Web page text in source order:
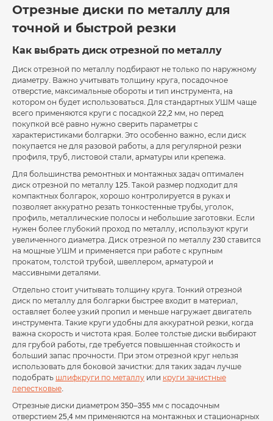
Отрезные диски по металлу для
точной и быстрой резки
Как выбрать диск отрезной по металлу
Диск отрезной по металлу подбирают не только по наружному
диаметру. Важно учитывать толщину круга, посадочное
отверстие, максимальные обороты и тип инструмента, на
котором он будет использоваться. Для стандартных УШМ чаще
всего применяются круги с посадкой 22,2 мм, но перед
покупкой всё равно нужно сверить параметры с
характеристиками болгарки. Это особенно важно, если диск
покупается не для разовой работы, а для регулярной резки
профиля, труб, листовой стали, арматуры или крепежа.
Для большинства ремонтных и монтажных задач оптимален
диск отрезной по металлу 125. Такой размер подходит для
компактных болгарок, хорошо контролируется в руках и
позволяет аккуратно резать тонкостенные трубы, уголок,
профиль, металлические полосы и небольшие заготовки. Если
нужен более глубокий проход по металлу, используют круги
увеличенного диаметра. Диск отрезной по металлу 230 ставится
на мощные УШМ и применяется при работе с крупным
прокатом, толстой трубой, швеллером, арматурой и
массивными деталями.
Отдельно стоит учитывать толщину круга. Тонкий отрезной
диск по металлу для болгарки быстрее входит в материал,
оставляет более узкий пропил и меньше нагружает двигатель
инструмента. Такие круги удобны для аккуратной резки, когда
важна скорость и чистота края. Более толстые диски выбирают
для грубой работы, где требуется повышенная стойкость и
больший запас прочности. При этом отрезной круг нельзя
использовать для боковой зачистки: для таких задач лучше
подобрать шлифкруги по металлу или круги зачистные
лепестковые
Отрезные диски диаметром 350–355 мм с посадочным
отверстием 25,4 мм применяются на монтажных и стационарных